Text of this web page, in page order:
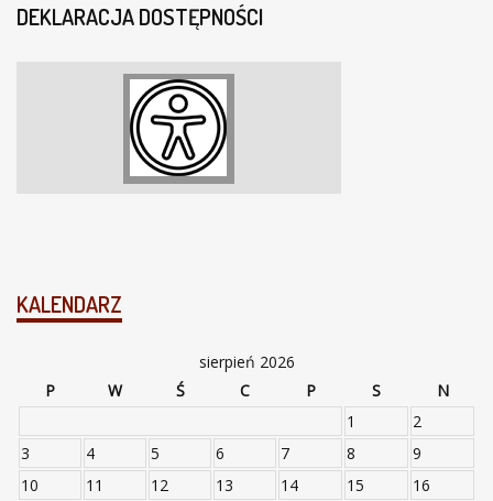
DEKLARACJA DOSTĘPNOŚCI
KALENDARZ
sierpień 2026
P
W Ś C P S
N
1
2
3
4 5 6 7 8
9
10
11 12 13 14 15
16